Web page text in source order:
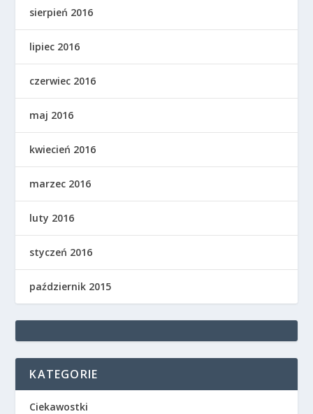
sierpień 2016
lipiec 2016
czerwiec 2016
maj 2016
kwiecień 2016
marzec 2016
luty 2016
styczeń 2016
październik 2015
KATEGORIE
Ciekawostki